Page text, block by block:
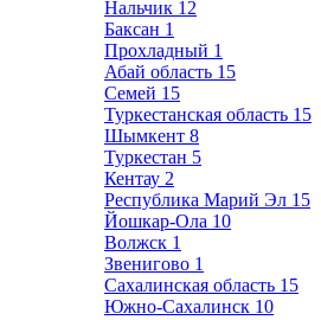
Нальчик 12
Баксан 1
Прохладный 1
Абай область 15
Семей 15
Туркестанская область 15
Шымкент 8
Туркестан 5
Кентау 2
Республика Марий Эл 15
Йошкар-Ола 10
Волжск 1
Звенигово 1
Сахалинская область 15
Южно-Сахалинск 10